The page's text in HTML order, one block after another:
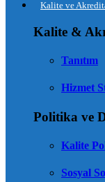
Kalite ve
Kalite &
Tanıtım
Hizmet
Politika ve
Kalite
Sosyal